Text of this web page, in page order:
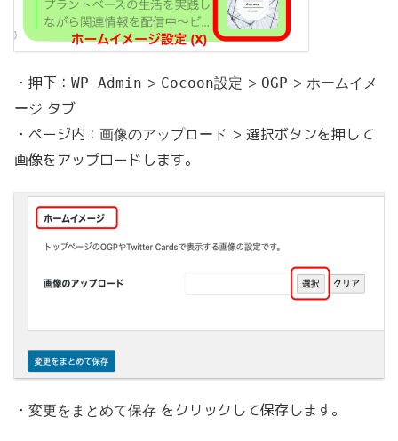
・押下： WP Admin > Cocoon設定 > OGP > ホームイメ
ージ タブ
・ページ内： 画像のアップロード > 選択ボタンを押して
画像をアップロードします。
・ 変更をまとめて保存 をクリックして保存します。